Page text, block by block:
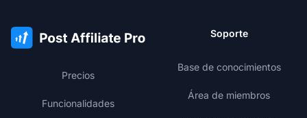
Precios
Funcionalidades
Soporte
Base de conocimientos
Área de miembros